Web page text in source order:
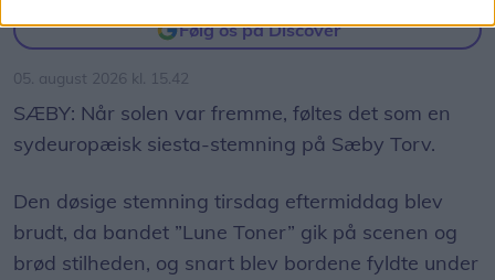
fået ved det årlige tilsyn.
- Sikkerhed kommer frem for alt, og derfor er der
spærret af ved nogle af trampolinerne og ved
legehusene, siger Sara Løvschall Grøntved.
Følg os på Discover
05. august 2026 kl. 15.42
SÆBY: Når solen var fremme, føltes det som en
sydeuropæisk siesta-stemning på Sæby Torv.
Den døsige stemning tirsdag eftermiddag blev
brudt, da bandet ”Lune Toner” gik på scenen og
brød stilheden, og snart blev bordene fyldte under